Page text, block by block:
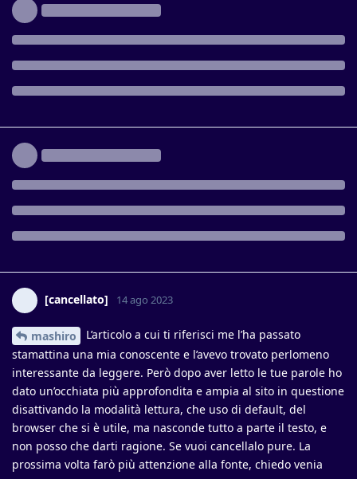
https://www.diretta.it/news/fonseca-prende-posizione-non-
vendete-ai-russi-sui-rubli-il-sangue-dei-bimbi/I5LhJsSE/
Rispondi
mashiroha risposto a questo messaggio
mashiro
Ianna per me è stato un grande a prendere posizione
anche se non la si condivide
Rispondi
Iannaha risposto a questo messaggio
[cancellato] 14 ago 2023
mashiro
L’articolo a cui ti riferisci me l’ha passato
stamattina una mia conoscente e l’avevo trovato perlomeno
interessante da leggere. Però dopo aver letto le tue parole ho
dato un’occhiata più approfondita e ampia al sito in questione
disattivando la modalità lettura, che uso di default, del
browser che si è utile, ma nasconde tutto a parte il testo, e
non posso che darti ragione. Se vuoi cancellalo pure. La
prossima volta farò più attenzione alla fonte, chiedo venia